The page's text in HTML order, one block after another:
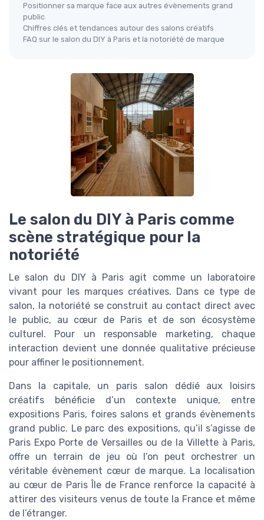
Positionner sa marque face aux autres évènements grand
public
Chiffres clés et tendances autour des salons créatifs
FAQ sur le salon du DIY à Paris et la notoriété de marque
Le salon du DIY à Paris comme
scène stratégique pour la
notoriété
Le salon du DIY à Paris agit comme un laboratoire
vivant pour les marques créatives. Dans ce type de
salon, la notoriété se construit au contact direct avec
le public, au cœur de Paris et de son écosystème
culturel. Pour un responsable marketing, chaque
interaction devient une donnée qualitative précieuse
pour affiner le positionnement.
Dans la capitale, un paris salon dédié aux loisirs
créatifs bénéficie d’un contexte unique, entre
expositions Paris, foires salons et grands évènements
grand public. Le parc des expositions, qu’il s’agisse de
Paris Expo Porte de Versailles ou de la Villette à Paris,
offre un terrain de jeu où l’on peut orchestrer un
véritable évènement cœur de marque. La localisation
au cœur de Paris Île de France renforce la capacité à
attirer des visiteurs venus de toute la France et même
de l’étranger.